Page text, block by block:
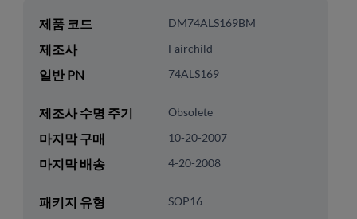
제품 코드 DM74ALS169BM
제조사 Fairchild
일반 PN 74ALS169
제조사 수명 주기 Obsolete
마지막 구매 10-20-2007
마지막 배송 4-20-2008
패키지 유형 SOP16